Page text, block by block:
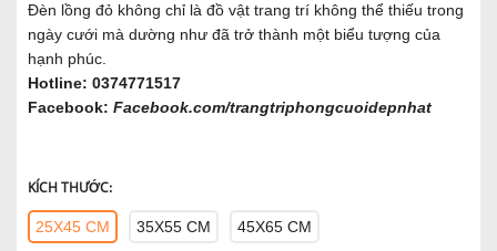
Đèn lồng đỏ không chỉ là đồ vật trang trí không thể thiếu trong
ngày cưới mà dường như đã trở thành một biểu tượng của
hạnh phúc.
Hotline: 0374771517
Facebook: Facebook.com/trangtriphongcuoidepnhat
KÍCH THƯỚC:
25X45 CM 35X55 CM 45X65 CM